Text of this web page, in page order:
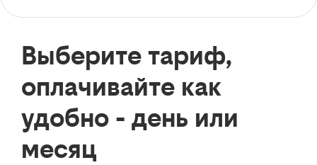
Выберите тариф,
оплачивайте как
удобно - день или
месяц